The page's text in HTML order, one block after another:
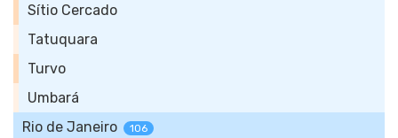
Sítio Cercado
Tatuquara
Turvo
Umbará
Rio de Janeiro
106